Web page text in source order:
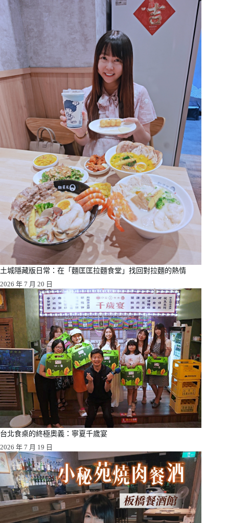
土城隱藏版日常：在「麵匡匡拉麵食堂」找回對拉麵的熱情
2026 年 7 月 20 日
台北食桌的終極奧義：寧夏千歲宴
2026 年 7 月 19 日